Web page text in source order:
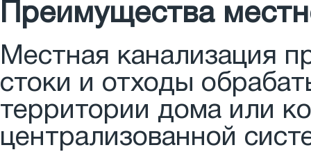
Преимущества
Местная канализация
стоки и отходы
территории дома или
централизованной